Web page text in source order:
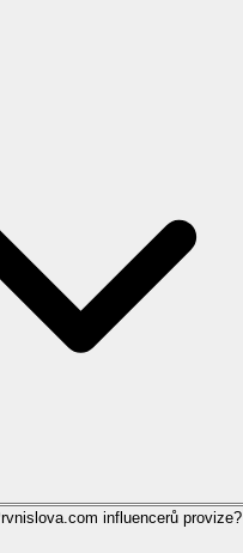
influencerů provize?